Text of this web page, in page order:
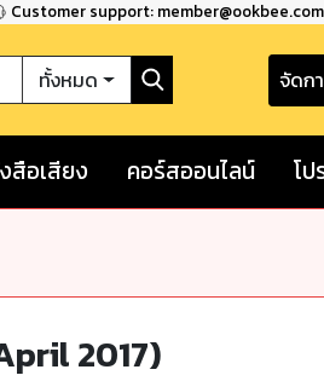
Customer support: member@ookbee.com
ทั้งหมด จัดก
สือเสียง คอร์สออนไลน์ โป
2017)